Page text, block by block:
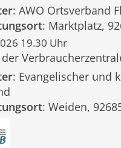
: AWO Ortsverband
: Marktplatz,
19.30 Uhr
: Evangelischer und
: Weiden,